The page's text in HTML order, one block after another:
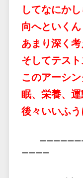
してなにか
向へといく
あまり深く考
そしてテス
このアーシ
眠、栄養、
後々いいふう
ーーーーー
ーーーー